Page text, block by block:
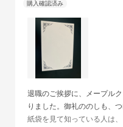
退職のご挨拶に、メープル
りました。御礼ののしも、
紙袋を見て知っている人は